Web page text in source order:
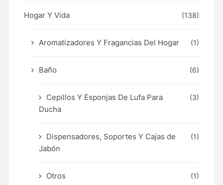
Hogar Y Vida (138)
Aromatizadores Y Fragancias Del Hogar (1)
Baño (6)
Cepillos Y Esponjas De Lufa Para
Ducha
(3)
Dispensadores, Soportes Y Cajas de
Jabón
(1)
Otros (1)